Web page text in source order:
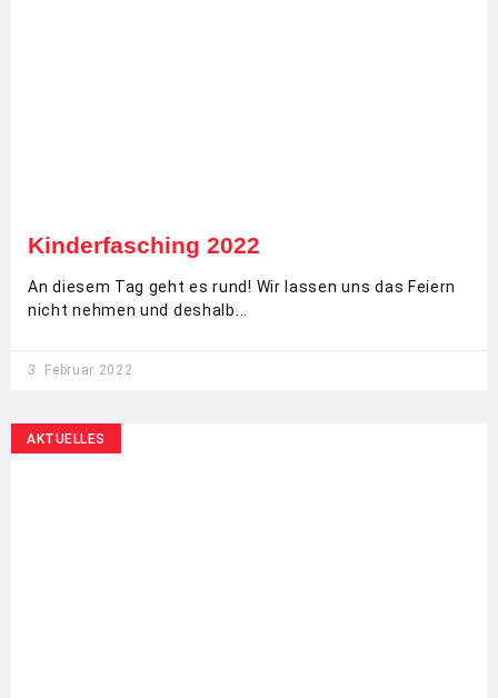
Kinderfasching 2022
An diesem Tag geht es rund! Wir lassen uns das Feiern
nicht nehmen und deshalb
3. Februar 2022
AKTUELLES